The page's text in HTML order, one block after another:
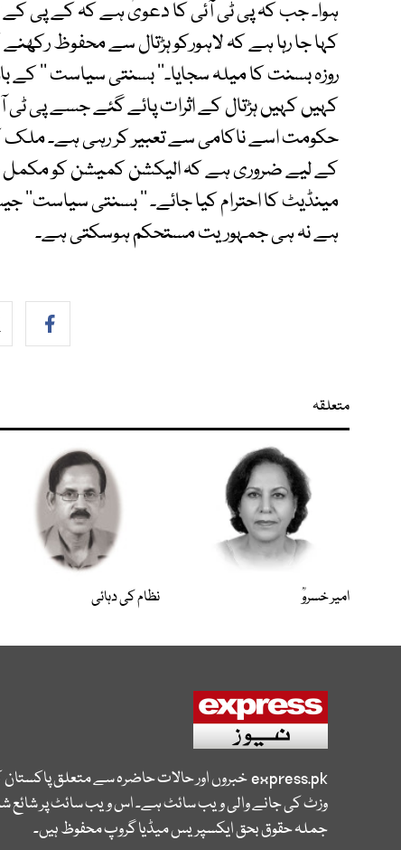
ہوا۔ جب کہ پی ٹی آئی کا دعویٰ ہے کہ کے پی کے
کہا جا رہا ہے کہ لاہورکو ہڑتال سے محفوظ
روزہ بسنت کا میلہ سجایا۔’’ بسنتی سیاست ‘‘ کے
کہیں کہیں ہڑتال کے اثرات پائے گئے جسے پی
حکومت اسے ناکامی سے تعبیر کر رہی ہے۔ ملک
کے لیے ضروری ہے کہ الیکشن کمیشن کو مکمل طور پر
مینڈیٹ کا احترام کیا جائے۔ ’’ بسنتی
ہے نہ ہی جمہوریت مستحکم ہوسکتی ہے۔
متعلقہ
امیر خسروؒ نظام کی دہائی
express.pkخبروں اور حالات حاضرہ سے متعلق
وزٹ کی جانے والی ویب سائٹ ہے۔ اس ویب سائٹ پر شائع
جملہ حقوق بحق ایکسپریس میڈیا گروپ محفوظ ہیں۔